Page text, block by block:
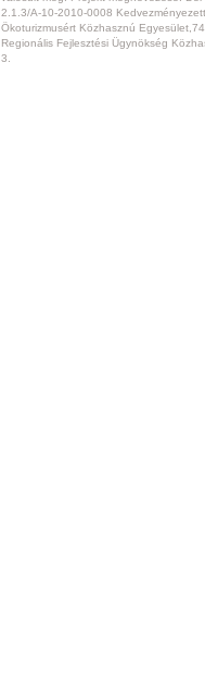
2.1.3/A-10-2010-0008
Ökoturizmusért Közhasznú
Regionális Fejlesztési Ügynökség
3.